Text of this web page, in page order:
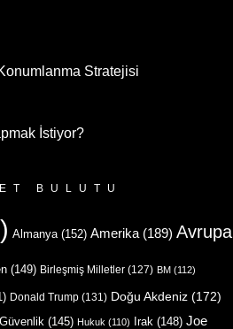
Stratejisi
İstiyor?
BULUTU
Almanya (152) Amerika (189) Avrupa
(149) Birleşmiş Milletler (127) BM (112)
Donald Trump (131) Doğu Akdeniz (172)
Güvenlik (145) Hukuk (110) Irak (148) Joe